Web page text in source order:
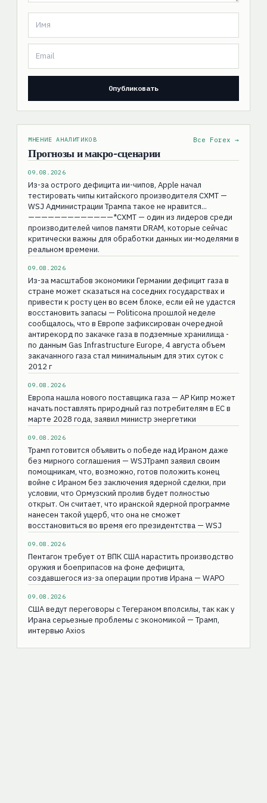
МНЕНИЕ АНАЛИТИКОВ
Прогнозы и макро-сценарии
Все Forex →
09.08.2026
Из-за острого дефицита ии-чипов, Apple начал
тестировать чипы китайского производителя CXMT —
WSJ Администрации Трампа такое не нравится...
—————————————*CXMT — один из лидеров среди
производителей чипов памяти DRAM, которые сейчас
критически важны для обработки данных ии-моделями в
реальном времени.
09.08.2026
Из-за масштабов экономики Германии дефицит газа в
стране может сказаться на соседних государствах и
привести к росту цен во всем блоке, если ей не удастся
восстановить запасы — Politicoна прошлой неделе
сообщалось, что в Европе зафиксирован очередной
антирекорд по закачке газа в подземные хранилища -
по данным Gas Infrastructure Europe, 4 августа объем
закачанного газа стал минимальным для этих суток с
2012 г
09.08.2026
Европа нашла нового поставщика газа — AP Кипр может
начать поставлять природный газ потребителям в ЕС в
марте 2028 года, заявил министр энергетики
09.08.2026
Трамп готовится объявить о победе над Ираном даже
без мирного соглашения — WSJТрамп заявил своим
помощникам, что, возможно, готов положить конец
войне с Ираном без заключения ядерной сделки, при
условии, что Ормузский пролив будет полностью
открыт. Он считает, что иранской ядерной программе
нанесен такой ущерб, что она не сможет
восстановиться во время его президентства — WSJ
09.08.2026
Пентагон требует от ВПК США нарастить производство
оружия и боеприпасов на фоне дефицита,
создавшегося из-за операции против Ирана — WAPO
09.08.2026
США ведут переговоры с Тегераном вполсилы, так как у
Ирана серьезные проблемы с экономикой — Трамп,
интервью Axios